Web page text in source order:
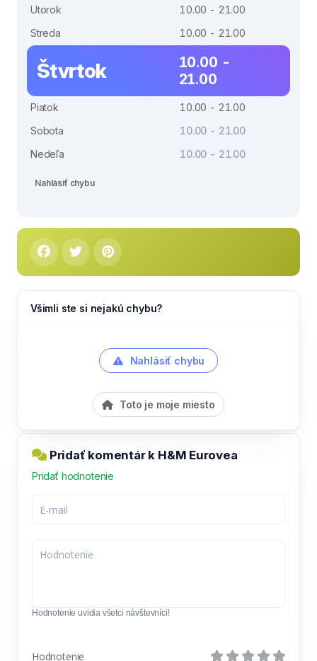
Utorok
10.00 - 21.00
Streda
10.00 - 21.00
Štvrtok
10.00 -
21.00
Piatok
10.00 - 21.00
Sobota
10.00 - 21.00
Nedeľa
10.00 - 21.00
Nahlásiť chybu
Všimli ste si nejakú chybu?
Nahlásiť chybu
Toto je moje miesto
Pridať komentár k H&M Eurovea
Pridať hodnotenie
Hodnotenie uvidia všetci návštevníci!
Hodnotenie